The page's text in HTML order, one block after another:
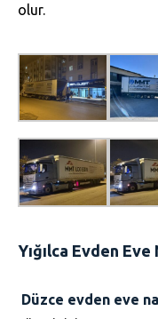
olur.
Yığılca Evden
Düzce evden eve